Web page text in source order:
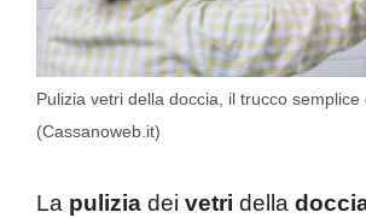
Pulizia vetri della doccia, il trucco semplice
(Cassanoweb.it)
La pulizia dei vetri della